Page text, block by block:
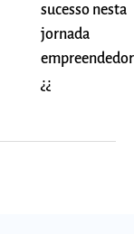
sucesso nesta
jornada
¿¿